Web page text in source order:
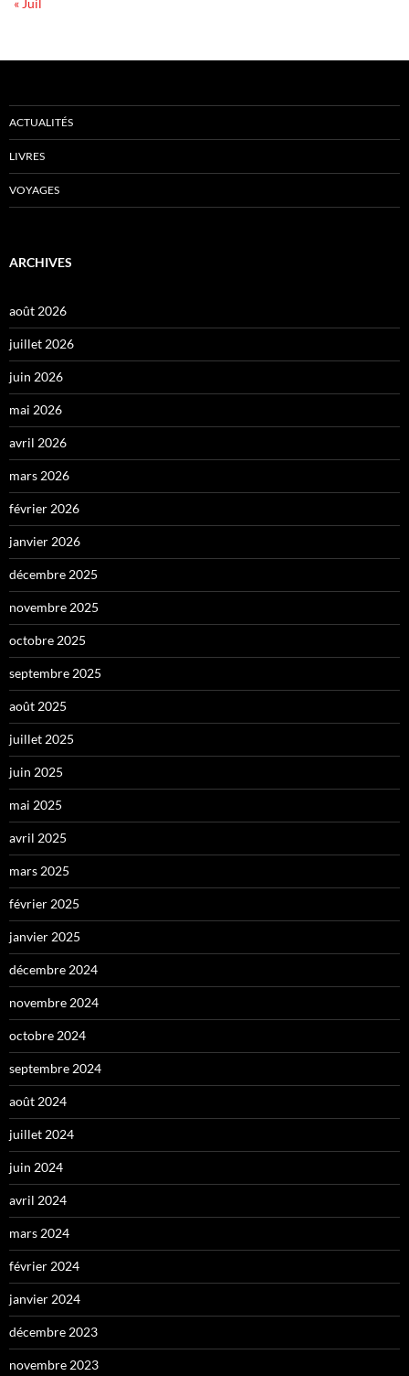
ACTUALITÉS
LIVRES
VOYAGES
ARCHIVES
août 2026
juillet 2026
juin 2026
mai 2026
avril 2026
mars 2026
février 2026
janvier 2026
décembre 2025
novembre 2025
octobre 2025
septembre 2025
août 2025
juillet 2025
juin 2025
mai 2025
avril 2025
mars 2025
février 2025
janvier 2025
décembre 2024
novembre 2024
octobre 2024
septembre 2024
août 2024
juillet 2024
juin 2024
avril 2024
mars 2024
février 2024
janvier 2024
décembre 2023
novembre 2023